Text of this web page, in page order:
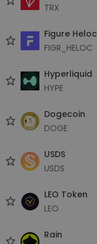
TRX
Figure Heloc
FIGR_HELOC
Hyperliquid
HYPE
Dogecoin
DOGE
USDS
USDS
LEO Token
LEO
Rain